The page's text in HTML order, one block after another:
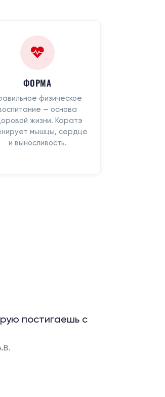
ФОРМА
физическое
— основа
жизни. Каратэ
мышцы, сердце
и выносливость.
постигаешь с